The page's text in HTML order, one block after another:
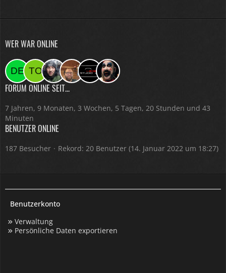
WER WAR ONLINE
FORUM ONLINE SEIT...
7 Jahren, 9 Monaten, 3 Wochen, 5 Tagen, 20 Stunden und 43
Minuten
BENUTZER ONLINE
187 Besucher Rekord: 20 Benutzer (14. Januar 2022 um 18:27)
Benutzerkonto
Verwaltung
Persönliche Daten exportieren